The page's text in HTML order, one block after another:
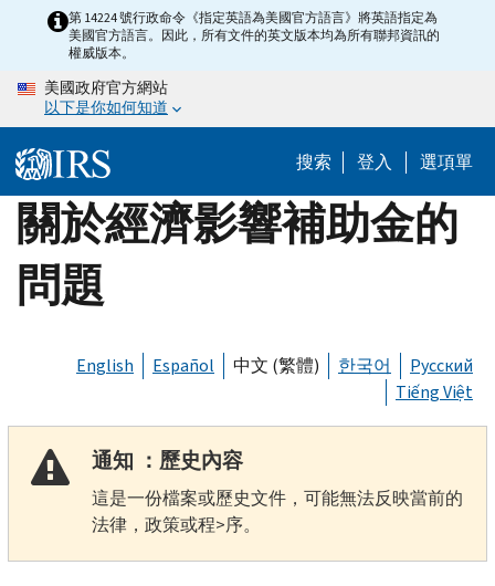
content
第 14224 號行政命令《指定英語為美國官方語言》將英語指定為
美國官方語言。因此，所有文件的英文版本均為所有聯邦資訊的
權威版本。
美國政府官方網站
以下是你如何知道
搜索 登入 選項單
關於經濟影響補助金的
問題
English Español 中文 (繁體) 한국어
Русский
Tiếng Việt
通知 ：歷史內容
這是一份檔案或歷史文件，可能無法反映當前的
法律，政策或程>序。